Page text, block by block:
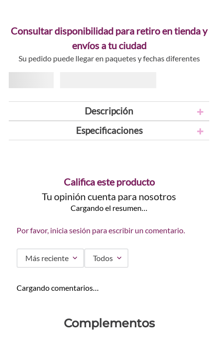
Consultar disponibilidad para retiro en tienda y
envíos a tu ciudad
Su pedido puede llegar en paquetes y fechas diferentes
Descripción
Especificaciones
Califica este producto
Tu opinión cuenta para nosotros
Cargando el resumen…
Por favor, inicia sesión para escribir un comentario.
Más reciente Todos
Cargando comentarios…
Complementos